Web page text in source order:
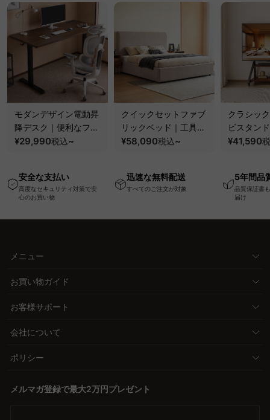
モダンデザイン電動昇
降デスク｜便利なフッ
ク・コンセント・
ー機能搭載ワークデス
ク
¥29,990税込~
クイックセットファブ
リックベッド｜工具不
要で組み立てられるク
¥58,090税込~
クラシッ
ビスタン
100kgの
¥41,590
安全な支払い
高度なセキュリティ対策で安
心のお買い物
迅速な無料配送
すべてのご注文が対象
5年間品
品質保証書
届け
メニュー
お買い物ガイド
お客様サポート
会社について
ポリシー
メルマガ登録で最大2万円プレゼント